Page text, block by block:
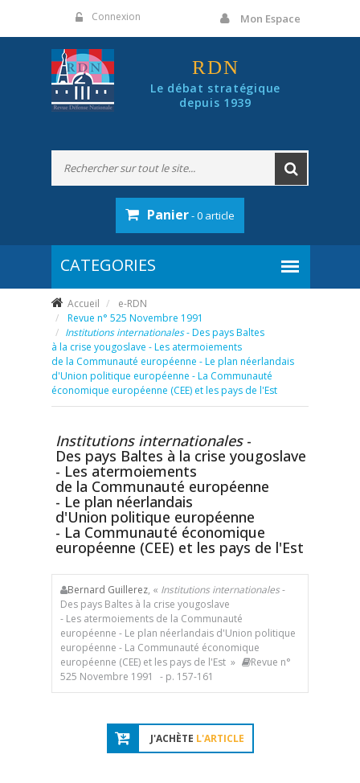
Connexion Mon Espace
RDN
Le débat stratégique
depuis 1939
Panier- 0 article
Accueil
e-RDN
Revue n° 525 Novembre 1991
Institutions internationales- Des pays Baltes
à la crise yougoslave - Les atermoiements
de la Communauté européenne - Le plan néerlandais
d'Union politique européenne - La Communauté
économique européenne (CEE) et les pays de l'Est
Institutions internationales-
Des pays Baltes à la crise yougoslave
- Les atermoiements
de la Communauté européenne
- Le plan néerlandais
d'Union politique européenne
- La Communauté économique
européenne (CEE) et les pays de l'Est
Bernard Guillerez, « Institutions internationales-
Des pays Baltes à la crise yougoslave
- Les atermoiements de la Communauté
européenne - Le plan néerlandais d'Union politique
européenne - La Communauté économique
européenne (CEE) et les pays de l'Est »
Revue n°
525 Novembre 1991
- p. 157-161
J'ACHÈTE L'ARTICLE